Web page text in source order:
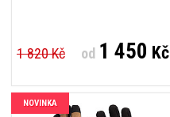
1 820 Kč od1 450 Kč
NOVINKA